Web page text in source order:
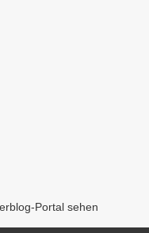
Portal sehen